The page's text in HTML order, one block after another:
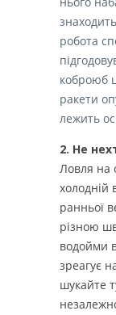
робота
коброюб
ракети
лежить
2. Не
Ловля на
холодній
ранньої
різною
водойми
зреагує
шукайте